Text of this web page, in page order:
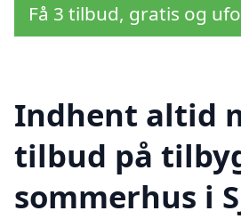
Få 3 tilbud, gratis og
Indhent altid
tilbud på
sommerhus i